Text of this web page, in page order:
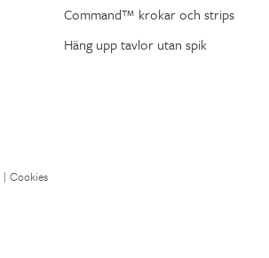
Command™ krokar och strips
Häng upp tavlor utan spik
Cookies